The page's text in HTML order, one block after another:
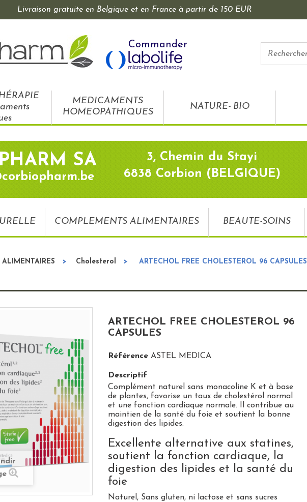
Livraison gratuite en Belgique et en France à partir de 150 EUR
Commander
MEDICAMENTS
HOMEOPATHIQUES
NATURE- BIO
SA
3, Chemin du Stayi
6838 Corbion (BELGIQUE)
COMPLEMENTS ALIMENTAIRES BEAUTE-SOINS
> Cholesterol > ARTECHOL FREE CHOLESTEROL 96 CAPSULES
ARTECHOL FREE CHOLESTEROL 96
CAPSULES
Référence ASTEL MEDICA
Descriptif
Complément naturel sans monacoline K et à base
de plantes, favorise un taux de cholestérol normal
et une fonction cardiaque normale. Il contribue au
maintien de la santé du foie et soutient la bonne
digestion des lipides.
Excellente alternative aux statines,
soutient la fonction cardiaque, la
digestion des lipides et la santé du
foie
Naturel, Sans gluten, ni lactose et sans sucres